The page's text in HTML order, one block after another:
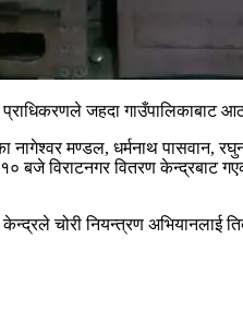
प्राधिकरणले जहदा
नागेश्वर मण्डल, धर्मनाथ
१० बजे विराटनगर वितरण
केन्द्रले चोरी नियन्त्रण